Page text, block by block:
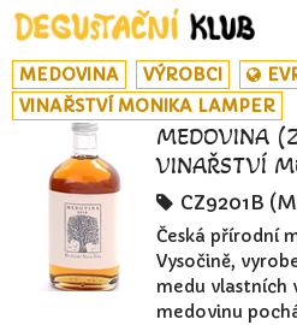
MEDOVINA VÝROBCI
VINAŘSTVÍ MONIKA LAMPER
MEDOVINA
VINAŘSTVÍ
CZ9201B
Česká přírodní
Vysočině,
medu vlastních
medovinu